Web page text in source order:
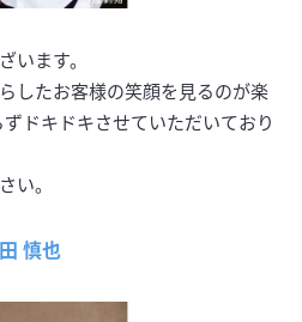
います。
したお客様の笑顔を見るのが楽
ドキドキさせていただいており
い。
慎也